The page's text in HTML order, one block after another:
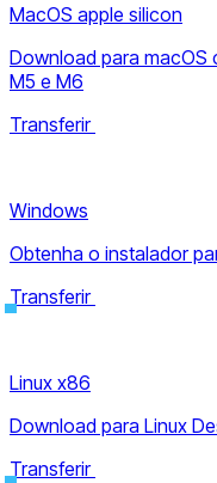
MacOS apple silicon
Download para macOS
M5 e M6
Transferir
Windows
Obtenha o instalador
Transferir
Linux x86
Download para Linux
Transferir